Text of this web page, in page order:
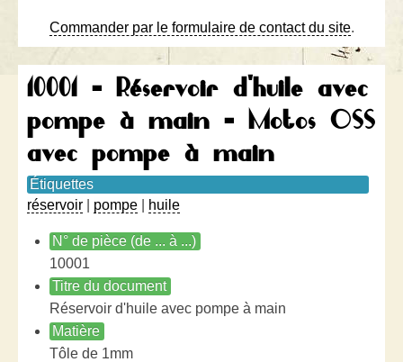
Commander par le formulaire de contact du site.
10001 - Réservoir d'huile avec
pompe à main - Motos OSS
avec pompe à main
Étiquettes
réservoir
pompe huile
N° de pièce (de ... à ...)
10001
Titre du document
Réservoir d'huile avec pompe à main
Matière
Tôle de 1mm